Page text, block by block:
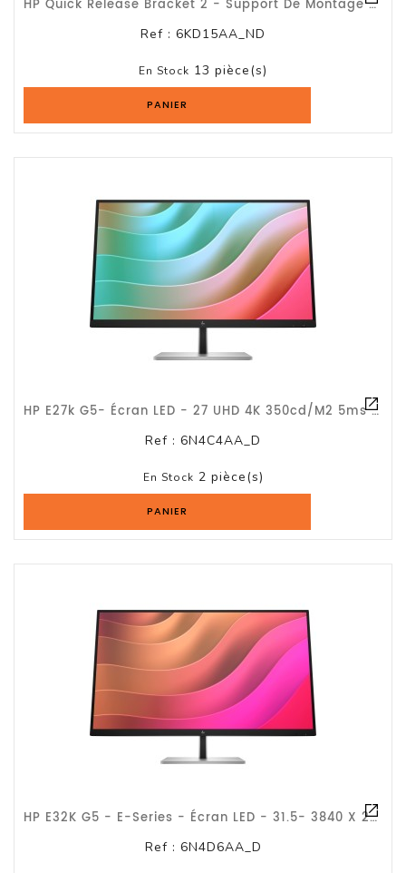
HP Quick Release Bracket 2 - Support De Montage Mural De L'écran - Pour Elite 60
Ref : 6KD15AA_ND
En Stock 13 pièce(s)
PANIER
HP E27k G5- Écran LED - 27 UHD 4K 350cd/m2 5ms HDMI/ Garantie 3 Ans
Ref : 6N4C4AA_D
En Stock 2 pièce(s)
PANIER
HP E32K G5 - E-Series - Écran LED - 31.5- 3840 X 2160 UHD / 4K / Garantie 3 Ans
Ref : 6N4D6AA_D